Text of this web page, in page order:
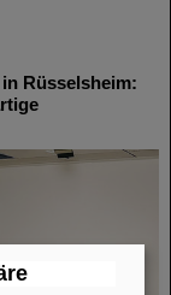
Rüsselsheim: